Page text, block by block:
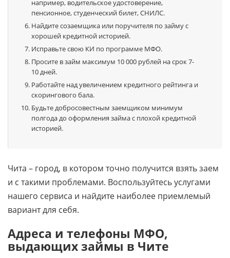
например, водительское удостоверение,
пенсионное, студенческий билет, СНИЛС.
Найдите созаемщика или поручителя по займу с
хорошей кредитной историей.
Исправьте свою КИ по программе МФО.
Просите в займ максимум 10 000 рублей на срок 7-
10 дней.
Работайте над увеличением кредитного рейтинга и
скорингового бала.
Будьте добросовестным заемщиком минимум
полгода до оформления займа с плохой кредитной
историей.
Чита – город, в котором точно получится взять заем
и с такими проблемами. Воспользуйтесь услугами
нашего сервиса и найдите наиболее приемлемый
вариант для себя.
Адреса и телефоны МФО,
выдающих займы в Чите